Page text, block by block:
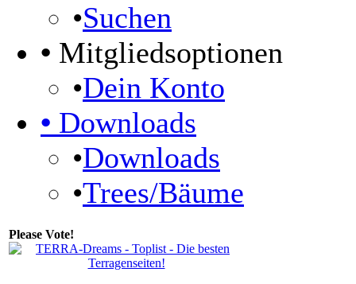
•Suchen
• Mitgliedsoptionen
•Dein Konto
• Downloads
•Downloads
•Trees/Bäume
Please Vote!